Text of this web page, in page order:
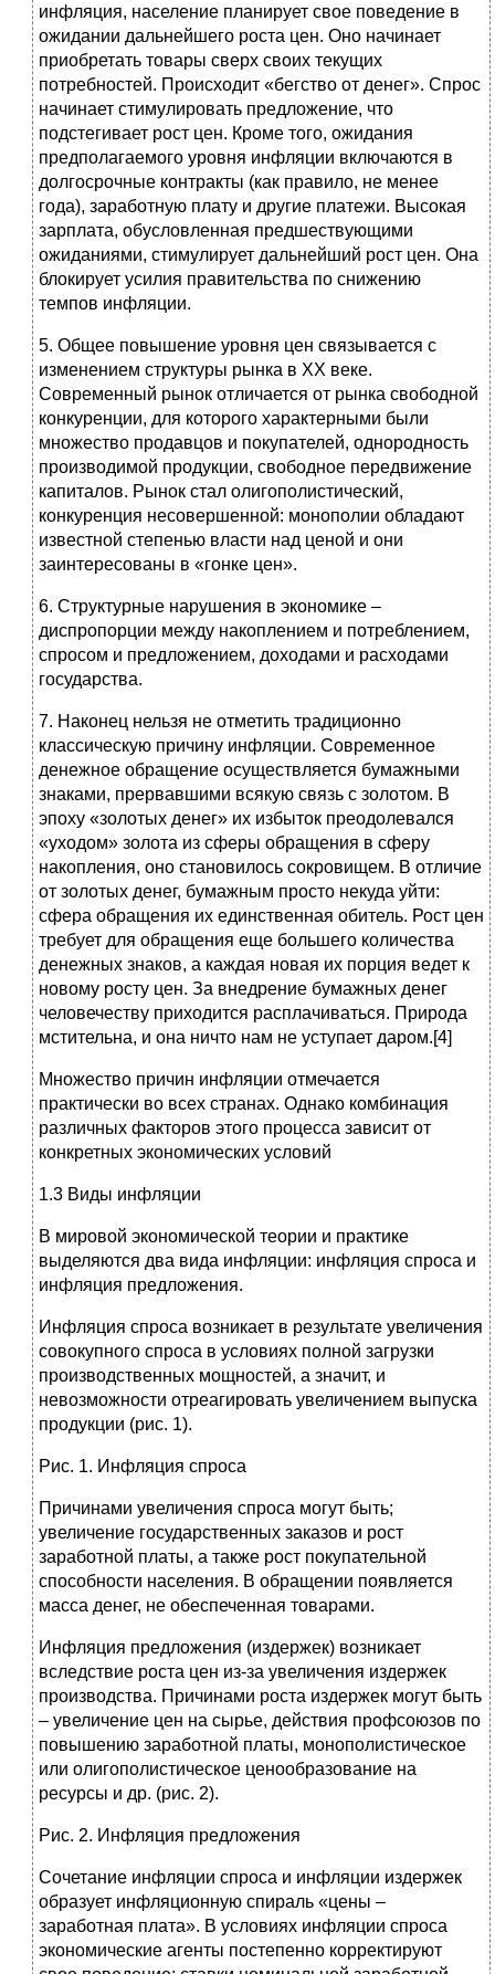
инфляция, население планирует свое поведение в
ожидании дальнейшего роста цен. Оно начинает
приобретать товары сверх своих текущих
потребностей. Происходит «бегство от денег». Спрос
начинает стимулировать предложение, что
подстегивает рост цен. Кроме того, ожидания
предполагаемого уровня инфляции включаются в
долгосрочные контракты (как правило, не менее
года), заработную плату и другие платежи. Высокая
зарплата, обусловленная предшествующими
ожиданиями, стимулирует дальнейший рост цен. Она
блокирует усилия правительства по снижению
темпов инфляции.
5. Общее повышение уровня цен связывается с
изменением структуры рынка в ХХ веке.
Современный рынок отличается от рынка свободной
конкуренции, для которого характерными были
множество продавцов и покупателей, однородность
производимой продукции, свободное передвижение
капиталов. Рынок стал олигополистический,
конкуренция несовершенной: монополии обладают
известной степенью власти над ценой и они
заинтересованы в «гонке цен».
6. Структурные нарушения в экономике –
диспропорции между накоплением и потреблением,
спросом и предложением, доходами и расходами
государства.
7. Наконец нельзя не отметить традиционно
классическую причину инфляции. Современное
денежное обращение осуществляется бумажными
знаками, прервавшими всякую связь с золотом. В
эпоху «золотых денег» их избыток преодолевался
«уходом» золота из сферы обращения в сферу
накопления, оно становилось сокровищем. В отличие
от золотых денег, бумажным просто некуда уйти:
сфера обращения их единственная обитель. Рост цен
требует для обращения еще большего количества
денежных знаков, а каждая новая их порция ведет к
новому росту цен. За внедрение бумажных денег
человечеству приходится расплачиваться. Природа
мстительна, и она ничто нам не уступает даром.[4]
Множество причин инфляции отмечается
практически во всех странах. Однако комбинация
различных факторов этого процесса зависит от
конкретных экономических условий
1.3 Виды инфляции
В мировой экономической теории и практике
выделяются два вида инфляции: инфляция спроса и
инфляция предложения.
Инфляция спроса возникает в результате увеличения
совокупного спроса в условиях полной загрузки
производственных мощностей, а значит, и
невозможности отреагировать увеличением выпуска
продукции (рис. 1).
Рис. 1. Инфляция спроса
Причинами увеличения спроса могут быть;
увеличение государственных заказов и рост
заработной платы, а также рост покупательной
способности населения. В обращении появляется
масса денег, не обеспеченная товарами.
Инфляция предложения (издержек) возникает
вследствие роста цен из-за увеличения издержек
производства. Причинами роста издержек могут быть
– увеличение цен на сырье, действия профсоюзов по
повышению заработной платы, монополистическое
или олигополистическое ценообразование на
ресурсы и др. (рис. 2).
Рис. 2. Инфляция предложения
Сочетание инфляции спроса и инфляции издержек
образует инфляционную спираль «цены –
заработная плата». В условиях инфляции спроса
экономические агенты постепенно корректируют